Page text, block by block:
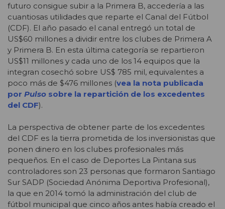
futuro consigue subir a la Primera B, accedería a las
cuantiosas utilidades que reparte el Canal del Fútbol
(CDF). El año pasado el canal entregó un total de
US$60 millones a dividir entre los clubes de Primera A
y Primera B. En esta última categoría se repartieron
US$11 millones y cada uno de los 14 equipos que la
integran cosechó sobre US$ 785 mil, equivalentes a
poco más de $476 millones (vea la nota publicada
por Pulso sobre la repartición de los excedentes
del CDF).
La perspectiva de obtener parte de los excedentes
del CDF es la tierra prometida de los inversionistas que
ponen dinero en los clubes profesionales más
pequeños. En el caso de Deportes La Pintana sus
controladores son 23 personas que formaron Santiago
Sur SADP (Sociedad Anónima Deportiva Profesional),
la que en 2014 tomó la administración del club de
fútbol municipal que cinco años antes había creado el